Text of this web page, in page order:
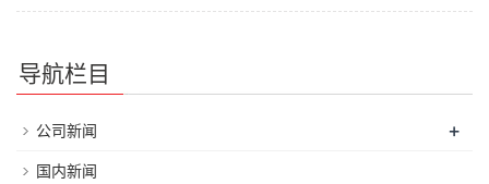
导航栏目
公司新闻 +
国内新闻